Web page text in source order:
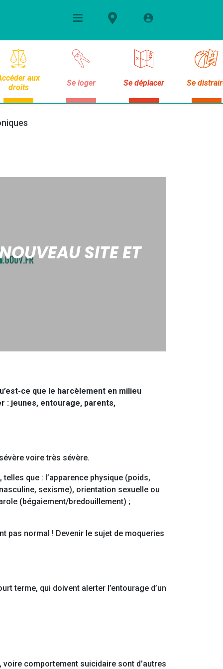
aux
droits
Se loger Se déplacer Se
SITE ET
ce que le harcèlement en milieu
: jeunes, entourage, parents,
voire très sévère.
, telles que : l’apparence physique (poids,
sexisme), orientation sexuelle ou
(bégaiement/bredouillement) ;
pas normal ! Devenir le sujet de moqueries
terme, qui doivent alerter l’entourage d’un
comportement suicidaire sont d’autres